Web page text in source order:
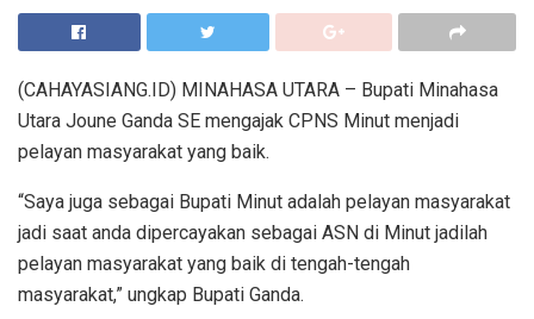
(CAHAYASIANG.ID) MINAHASA UTARA – Bupati Minahasa
Utara Joune Ganda SE mengajak CPNS Minut menjadi
pelayan masyarakat yang baik.
“Saya juga sebagai Bupati Minut adalah pelayan masyarakat
jadi saat anda dipercayakan sebagai ASN di Minut jadilah
pelayan masyarakat yang baik di tengah-tengah
masyarakat,” ungkap Bupati Ganda.